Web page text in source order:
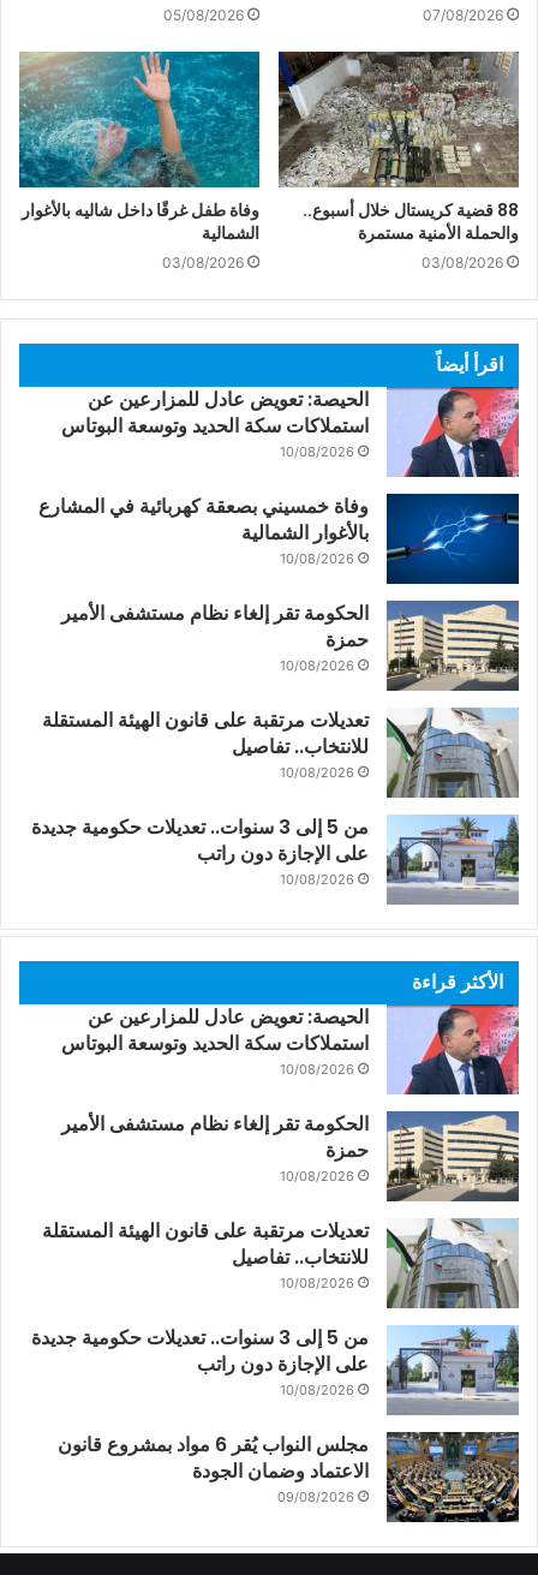
07/08/2026
05/08/2026
88 قضية كريستال خلال أسبوع..
والحملة الأمنية مستمرة
03/08/2026
وفاة طفل غرقًا داخل شاليه بالأغوار
الشمالية
03/08/2026
اقرأ أيضاً
الحيصة: تعويض عادل للمزارعين عن
استملاكات سكة الحديد وتوسعة البوتاس
10/08/2026
وفاة خمسيني بصعقة كهربائية في المشارع
بالأغوار الشمالية
10/08/2026
الحكومة تقر إلغاء نظام مستشفى الأمير
حمزة
10/08/2026
تعديلات مرتقبة على قانون الهيئة المستقلة
للانتخاب.. تفاصيل
10/08/2026
من 5 إلى 3 سنوات.. تعديلات حكومية جديدة
على الإجازة دون راتب
10/08/2026
الأكثر قراءة
الحيصة: تعويض عادل للمزارعين عن
استملاكات سكة الحديد وتوسعة البوتاس
10/08/2026
الحكومة تقر إلغاء نظام مستشفى الأمير
حمزة
10/08/2026
تعديلات مرتقبة على قانون الهيئة المستقلة
للانتخاب.. تفاصيل
10/08/2026
من 5 إلى 3 سنوات.. تعديلات حكومية جديدة
على الإجازة دون راتب
10/08/2026
مجلس النواب يُقر 6 مواد بمشروع قانون
الاعتماد وضمان الجودة
09/08/2026